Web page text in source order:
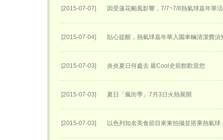
[2015-07-07] 因受蓮花颱風影響，7/7~7/8熱氣球嘉年華
[2015-07-04] 貼心提醒，熱氣球嘉年華入園車輛清潔費須
[2015-07-03] 炎炎夏日何處去 最Cool史前館歡迎您
[2015-07-03] 夏日「瘋街季」7月3日火熱展開
[2015-07-03] 以色列知名美食節目來東拍攝並搭乘熱氣球